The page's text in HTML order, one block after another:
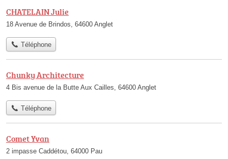
CHATELAIN Julie
18 Avenue de Brindos, 64600 Anglet
Téléphone
Chunky Architecture
4 Bis avenue de la Butte Aux Cailles, 64600 Anglet
Téléphone
Comet Yvan
2 impasse Caddétou, 64000 Pau